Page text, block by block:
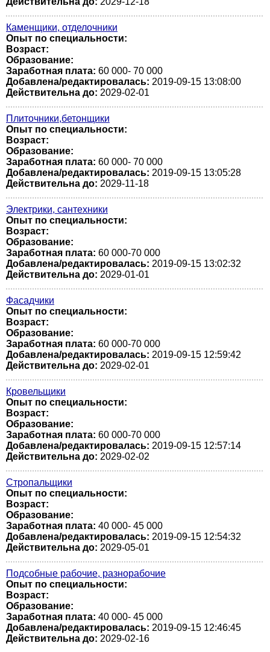
Каменщики, отделочники
Опыт по специальности:
Возраст:
Образование:
Заработная плата: 60 000- 70 000
Добавлена/редактировалась: 2019-09-15 13:08:00
Действительна до: 2029-02-01
Плиточники,бетонщики
Опыт по специальности:
Возраст:
Образование:
Заработная плата: 60 000- 70 000
Добавлена/редактировалась: 2019-09-15 13:05:28
Действительна до: 2029-11-18
Электрики, сантехники
Опыт по специальности:
Возраст:
Образование:
Заработная плата: 60 000-70 000
Добавлена/редактировалась: 2019-09-15 13:02:32
Действительна до: 2029-01-01
Фасадчики
Опыт по специальности:
Возраст:
Образование:
Заработная плата: 60 000-70 000
Добавлена/редактировалась: 2019-09-15 12:59:42
Действительна до: 2029-02-01
Кровельщики
Опыт по специальности:
Возраст:
Образование:
Заработная плата: 60 000-70 000
Добавлена/редактировалась: 2019-09-15 12:57:14
Действительна до: 2029-02-02
Стропальщики
Опыт по специальности:
Возраст:
Образование:
Заработная плата: 40 000- 45 000
Добавлена/редактировалась: 2019-09-15 12:54:32
Действительна до: 2029-05-01
Подсобные рабочие, разнорабочие
Опыт по специальности:
Возраст:
Образование:
Заработная плата: 40 000- 45 000
Добавлена/редактировалась: 2019-09-15 12:46:45
Действительна до: 2029-02-16